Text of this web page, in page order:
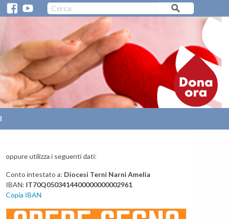
F
e
b
o
o
Y
u
b
e
CERC
A
PARROCCHIE/ORARI MESSE VIDEO CATTEDRALI
>
oppure utilizza i seguenti dati:
Conto intestato a: Diocesi Terni Narni Amelia
IBAN: IT70Q0503414400000000002961
Copia IBAN